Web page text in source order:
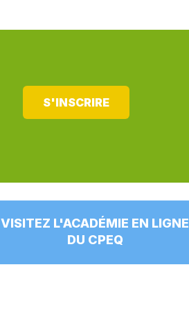
S'INSCRIRE
VISITEZ L'ACADÉMIE EN LIGNE
DU CPEQ